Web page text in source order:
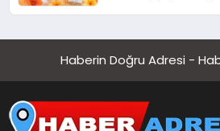
Haberin Doğru Adresi -